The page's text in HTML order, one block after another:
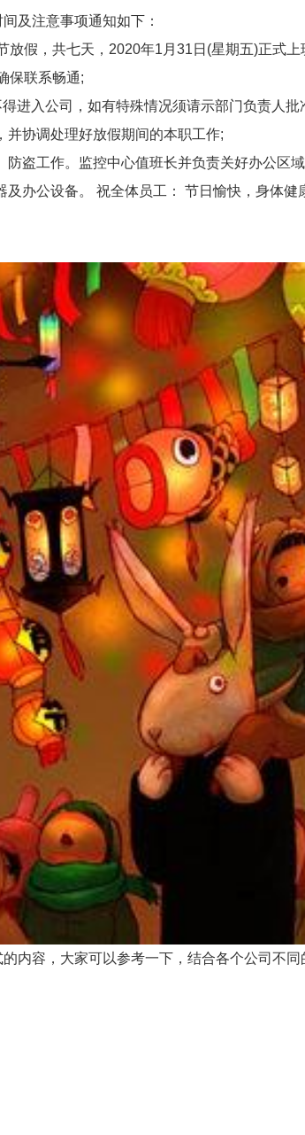
及注意事项通知如下：
，共七天，2020年1月31日(星期五)正式上
保联系畅通;
入公司，如有特殊情况须请示部门负责人批
协调处理好放假期间的本职工作;
盗工作。监控中心值班长并负责关好办公区
办公设备。 祝全体员工： 节日愉快，身体健
容，大家可以参考一下，结合各个公司不同